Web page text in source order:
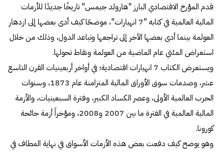
قدم المؤرخ الاقتصادي البارز "هارولد جيمس" تاريخًا جديدًا للأزمات
المالية العالمية في كتابه "7 انهيارات"، موضحًا كيف أدى بعضها إلى ازدهار
العولمة بينما أدى بعضها الآخر إلى تراجعها وتباعد الدول، وذلك من خلال
استعراض المئتي عام الماضية من العولمة ونقاط تحولها.
ويستعرض الكتاب 7 انهيارات اقتصادية؛ في أواخر أربعينيات القرن التاسع
عشر، وصدمات سوق الأوراق المالية المتزامنة عام 1873، وسنوات
الحرب العالمية الأولى، وعصر الكساد الكبير، وفترة السبعينيات، والأزمة
المالية العالمية في الفترة ما بين 2007 و2008، ومؤخراً أزمة جائحة
كورونا.
وهو يوضح كيف دفعت بعض هذه الأزمات الأسواق في نهاية المطاف في